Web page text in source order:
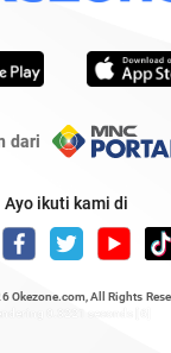
dari
Ayo ikuti kami di
Okezone.com , All Rights